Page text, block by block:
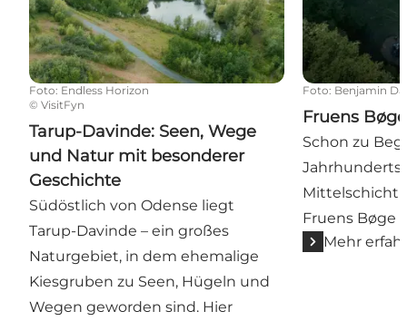
Foto: Endless Horizon
© VisitFyn
Tarup-Davinde: Seen, Wege
und Natur mit besonderer
Geschichte
Südöstlich von Odense liegt
Tarup-Davinde – ein großes
Naturgebiet, in dem ehemalige
Kiesgruben zu Seen, Hügeln und
Wegen geworden sind. Hier
Foto: Benjamin
Fruens
Schon zu
Jahrhunderts
Mittelschicht
Fruens Bøge
Mehr